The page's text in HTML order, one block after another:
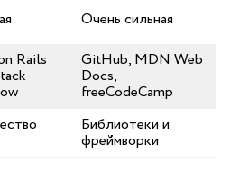
Очень сильная
Rails GitHub,​ MDN Web
Docs,
freeCodeCamp
Библиотеки и
фреймворки